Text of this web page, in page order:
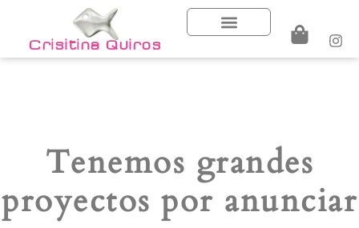
Crisitina Quiros
Tenemos grandes
proyectos por anunciar